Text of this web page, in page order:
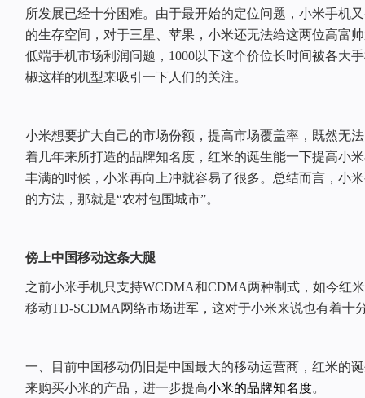
所发展已经十分困难。由于最开始的定位问题，小米手机
的生存空间，对于三星、苹果，小米还无法给这两位高富
低端手机市场利润问题，1000以下这个价位长时间被各大
椒这样的机型来吸引一下人们的关注。
小米想要扩大自己的市场份额，提高市场覆盖率，既然无
着几年来所打造的品牌知名度，红米的诞生能一下提高小
丰满的时候，小米再向上冲就容易了很多。总结而言，小
的方法，那就是“农村包围城市”。
傍上中国移动这条大腿
之前小米手机只支持WCDMA和CDMA两种制式，如今红
移动TD-SCDMA网络市场进军，这对于小米来说也有着十
一、目前中国移动仍旧是中国最大的移动运营商，红米的
来购买小米的产品，进一步提高小米的品牌知名度。